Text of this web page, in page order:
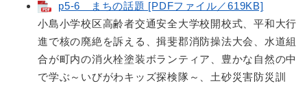
p5-6 まちの話題 [PDFファイル／619KB]
小島小学校区高齢者交通安全大学校開校式、平和大行
進で核の廃絶を訴える、揖斐郡消防操法大会、水道組
合が町内の消火栓塗装ボランティア、豊かな自然の中
で学ぶ～いびがわキッズ探検隊～、土砂災害防災訓